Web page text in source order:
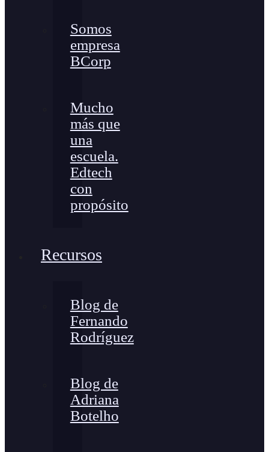
Somos
empresa
BCorp
Mucho
más que
una
escuela.
Edtech
con
propósito
Recursos
Blog de
Fernando
Rodríguez
Blog de
Adriana
Botelho